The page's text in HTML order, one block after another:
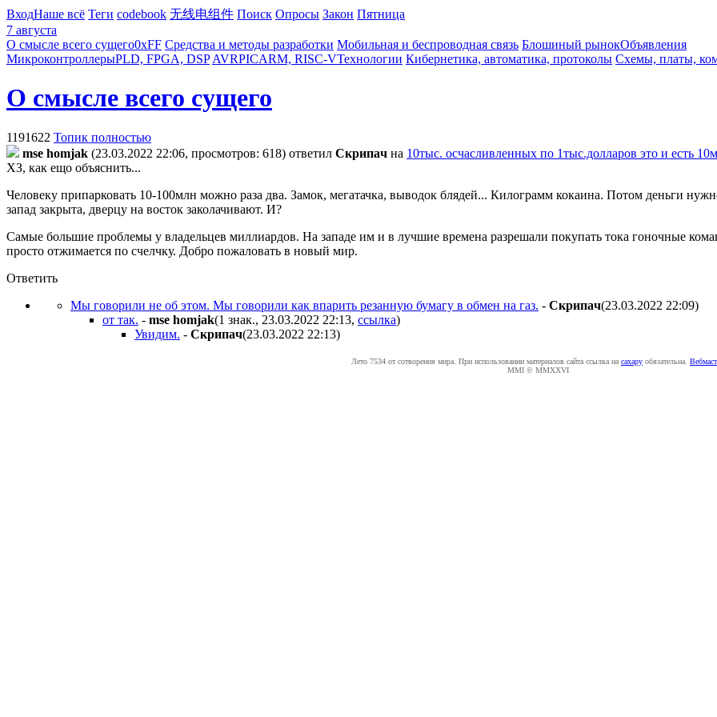
ВходНаше всё Теги codebook 无线电组件 Поиск Опросы Закон Пятница
7 августа
О смысле всего сущего0xFF Средства и методы разработки Мобильная и беспроводная связь Блошиный рынокОбъявления
МикроконтроллерыPLD, FPGA, DSP AVRPICARM, RISC-VТехнологии Кибернетика, автоматика, протоколы Схемы, платы,
О смысле всего сущего
1191622 Топик полностью
mse homjak (23.03.2022 22:06, просмотров: 618) ответил Cкpипaч на 10тыс. осчасливленных по 1тыс.долларов это и есть
ХЗ, как ещо объяснить...
Человеку припарковать 10-100млн можно раза два. Замок, мегатачка, выводок блядей... Килограмм кокаина. Потом деньги
запад закрыта, дверцу на восток заколачивают. И?
Самые большие проблемы у владельцев миллиардов. На западе им и в лучшие времена разрешали покупать тока гоночные
просто отжимается по счелчку. Добро пожаловать в новый мир.
Ответить
Мы говорили не об этом. Мы говорили как впарить резанную бумагу в обмен на газ. - Cкpипaч(23.03.2022 22:09)
от так. - mse homjak(1 знак., 23.03.2022 22:13, ссылка)
Увидим. - Cкpипaч(23.03.2022 22:13)
Лето 7534 от сотворения мира. При использовании материалов сайта ссылка на caxapу обязательна.
MMI © MMXXVI